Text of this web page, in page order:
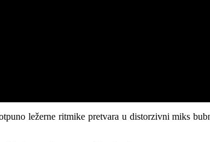
ležerne ritmike pretvara u distorzivni miks